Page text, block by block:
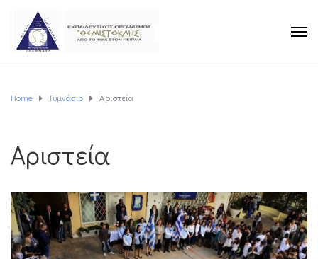
Home Γυμνάσιο Αριστεία
Αριστεία